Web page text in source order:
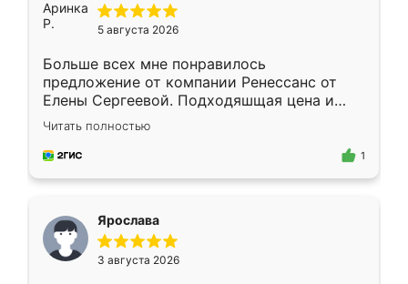
5 августа 2026
Больше всех мне понравилось
предложение от компании Ренессанс от
Елены Сергеевой. Подходяшщая цена и
короткие сроки изготовления. Приехавший
для замера сотрудник Владислав
предложил по моему эскизу самый
Читать полностью
1
Ярослава
3 августа 2026